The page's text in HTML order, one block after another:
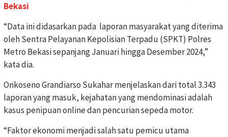
Bekasi
“Data ini didasarkan pada laporan masyarakat yang diterima
oleh Sentra Pelayanan Kepolisian Terpadu (SPKT) Polres
Metro Bekasi sepanjang Januari hingga Desember 2024,”
kata dia.
Onkoseno Grandiarso Sukahar menjelaskan dari total 3.343
laporan yang masuk, kejahatan yang mendominasi adalah
kasus penipuan online dan pencurian sepeda motor.
“Faktor ekonomi menjadi salah satu pemicu utama